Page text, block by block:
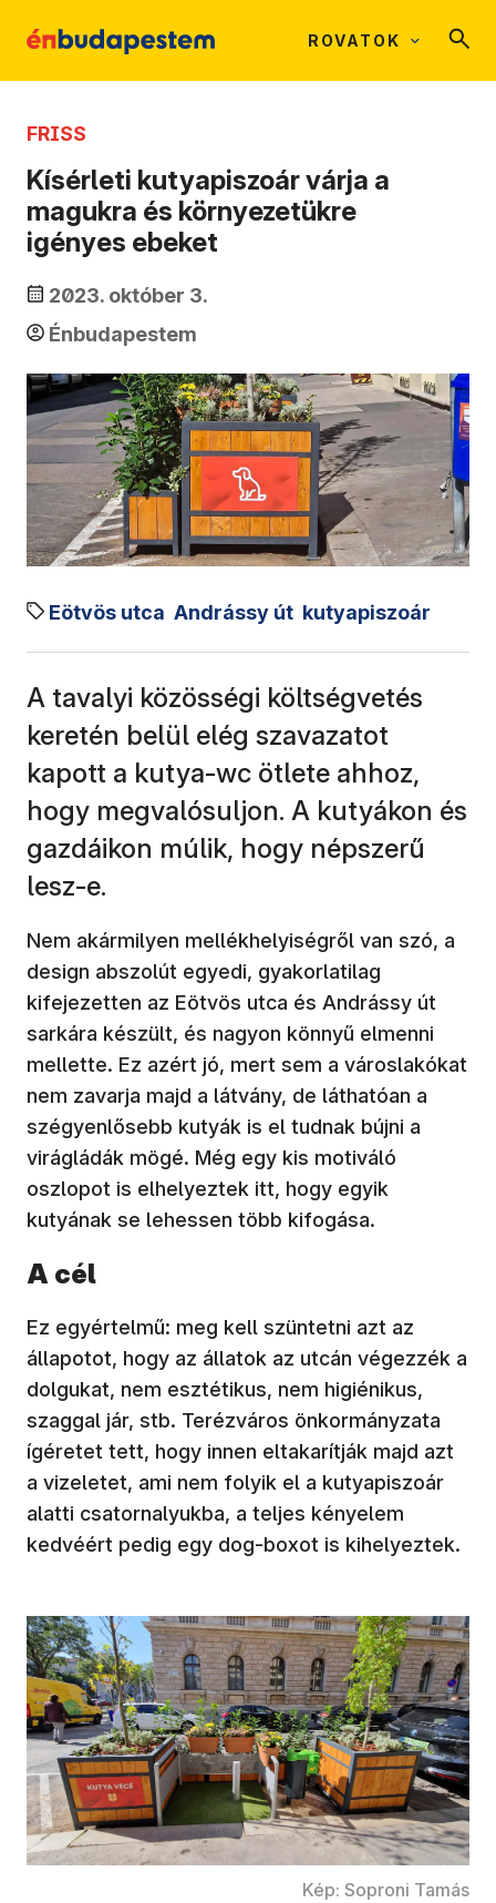
ROVATOK
FRISS
Kísérleti kutyapiszoár várja a
magukra és környezetükre
igényes ebeket
2023. október 3.
Énbudapestem
Eötvös utca Andrássy út kutyapiszoár
A tavalyi közösségi költségvetés
keretén belül elég szavazatot
kapott a kutya-wc ötlete ahhoz,
hogy megvalósuljon. A kutyákon és
gazdáikon múlik, hogy népszerű
lesz-e.
Nem akármilyen mellékhelyiségről van szó, a
design abszolút egyedi, gyakorlatilag
kifejezetten az Eötvös utca és Andrássy út
sarkára készült, és nagyon könnyű elmenni
mellette. Ez azért jó, mert sem a városlakókat
nem zavarja majd a látvány, de láthatóan a
szégyenlősebb kutyák is el tudnak bújni a
virágládák mögé. Még egy kis motiváló
oszlopot is elhelyeztek itt, hogy egyik
kutyának se lehessen több kifogása.
A cél
Ez egyértelmű: meg kell szüntetni azt az
állapotot, hogy az állatok az utcán végezzék a
dolgukat, nem esztétikus, nem higiénikus,
szaggal jár, stb. Terézváros önkormányzata
ígéretet tett, hogy innen eltakarítják majd azt
a vizeletet, ami nem folyik el a kutyapiszoár
alatti csatornalyukba, a teljes kényelem
kedvéért pedig egy dog-boxot is kihelyeztek.
Kép: Soproni Tamás